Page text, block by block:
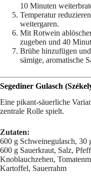
10 Minuten
Temperatur
weitergaren.
Mit Rotwein
zugeben und 40
Brühe hinzufügen
sämige, aromatische
Segediner Gulasch
Eine pikant-säuerliche
zentrale Rolle spielt.
Zutaten:
600 g Schweinegulasch,
600 g Sauerkraut, Salz,
Knoblauchzehen,
Kartoffel, Sauerrahm